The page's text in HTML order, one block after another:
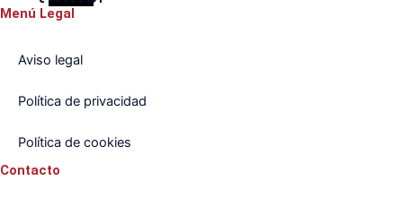
Menú Legal
Aviso legal
Política de privacidad
Política de cookies
Contacto